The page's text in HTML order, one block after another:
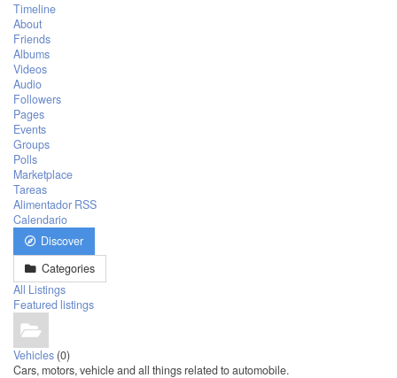
Timeline
About
Friends
Albums
Videos
Audio
Followers
Pages
Events
Groups
Polls
Marketplace
Tareas
Alimentador RSS
Calendario
Discover
Categories
All Listings
Featured listings
Vehicles (0)
Cars, motors, vehicle and all things related to automobile.